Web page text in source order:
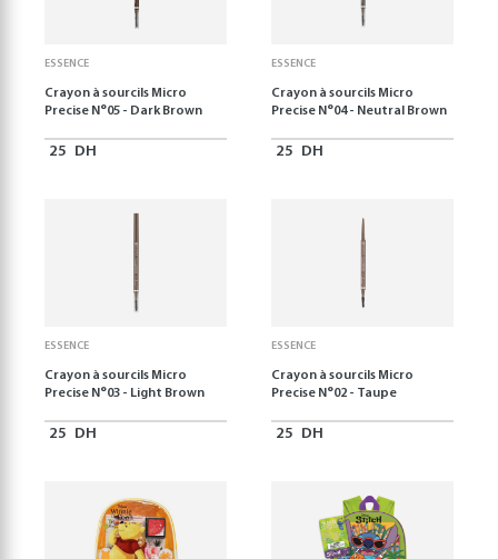
ESSENCE
Crayon à sourcils Micro
Precise N°05 - Dark Brown
25 DH
ESSENCE
Crayon à sourcils Micro
Precise N°04 - Neutral Brown
25 DH
ESSENCE
Crayon à sourcils Micro
Precise N°03 - Light Brown
25 DH
ESSENCE
Crayon à sourcils Micro
Precise N°02 - Taupe
25 DH